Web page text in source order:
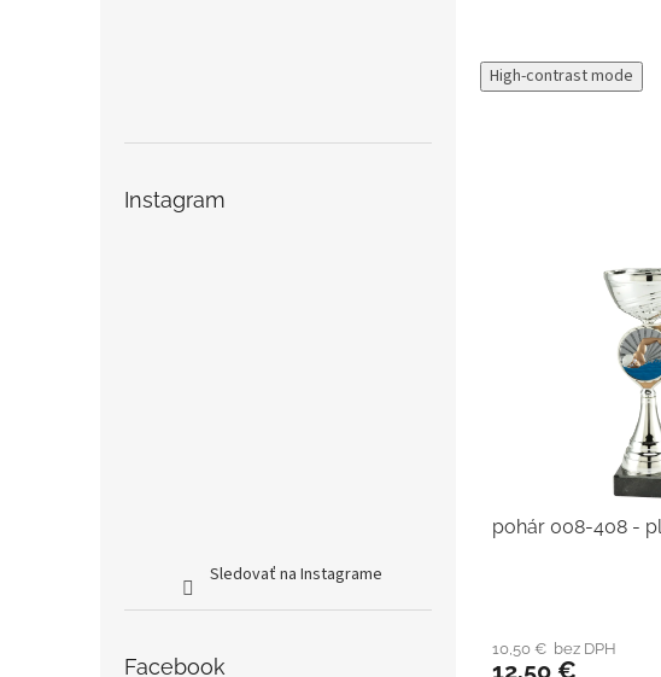
Instagram
Sledovať na Instagrame
Facebook
High-contrast mode
pohár 008-408 -
10,50 € bez DPH
12,50 €